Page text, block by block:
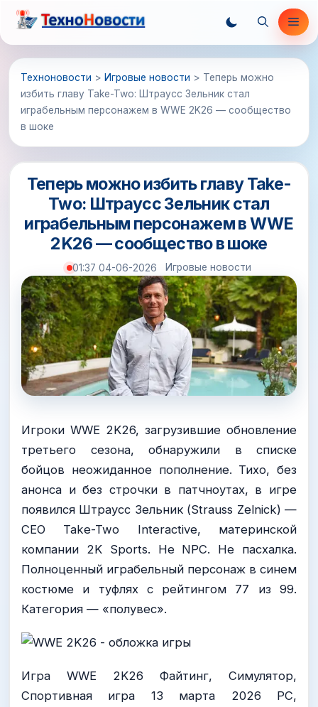
Перейти
содержимому
Техноновости > Игровые новости > Теперь можно
избить главу Take-Two: Штраусс Зельник стал
играбельным персонажем в WWE 2K26 — сообщество
в шоке
Теперь можно избить главу Take-
Two: Штраусс Зельник стал
играбельным персонажем в WWE
2K26 — сообщество в шоке
01:37 04-06-2026 Игровые новости
Игроки WWE 2K26, загрузившие обновление
третьего сезона, обнаружили в списке
бойцов неожиданное пополнение. Тихо, без
анонса и без строчки в патчноутах, в игре
появился Штраусс Зельник (Strauss Zelnick) —
CEO Take-Two Interactive, материнской
компании 2K Sports. Не NPC. Не пасхалка.
Полноценный играбельный персонаж в синем
костюме и туфлях с рейтингом 77 из 99.
Категория — «полувес».
Игра WWE 2K26 Файтинг, Симулятор,
Спортивная игра 13 марта 2026 PC,